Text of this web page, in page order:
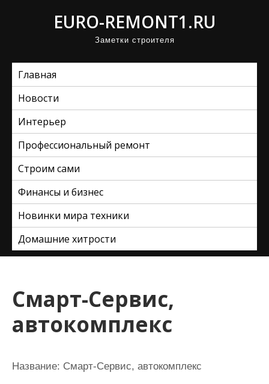
EURO-REMONT1.RU
Заметки строителя
Главная
Новости
Интерьер
Профессиональный ремонт
Строим сами
Финансы и бизнес
Новинки мира техники
Домашние хитрости
Смарт-Сервис,
автокомплекс
Название: Смарт-Сервис, автокомплекс